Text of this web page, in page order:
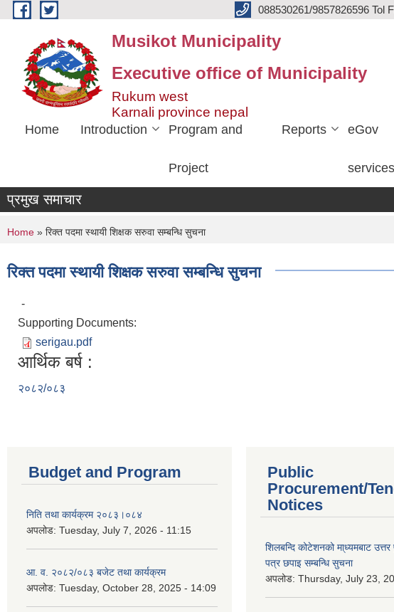
Skip to main content 088530261/9857826596 Tol
Musikot Municipality
Executive office of Municipality
Rukum west
Karnali province nepal
Home Introduction Program and
Project
Reports eGov
services
प्रमुख समाचार
You are here
Home » रिक्त पदमा स्थायी शिक्षक सरुवा सम्बन्धि सुचना
रिक्त पदमा स्थायी शिक्षक सरुवा सम्बन्धि सुचना
-
Supporting Documents:
serigau.pdf
आर्थिक बर्ष :
२०८२/०८३
Budget and Program
निति तथा कार्यक्रम २०८३।०८४
अपलोड: Tuesday, July 7, 2026 - 11:15
आ. व. २०८२/०८३ बजेट तथा कार्यक्रम
अपलोड: Tuesday, October 28, 2025 - 14:09
Public
Procurement/
Notices
शिलबन्दि कोटेशनको मा्ध्यमबाट
पत्र छपाइ सम्बन्धि सुचना
अपलोड: Thursday, July 23,